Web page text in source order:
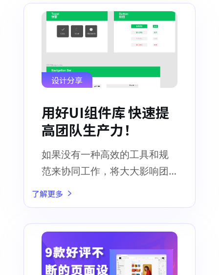
设计分享
用好UI组件库 快速提
高团队生产力！
如果没有一种高效的工具和规
范来协同工作，将大大影响团
队的生产及沟通效率
了解更多